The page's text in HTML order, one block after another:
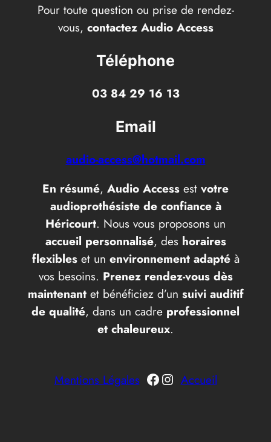
Pour toute question ou prise de rendez-
vous, contactez Audio Access
Téléphone
03 84 29 16 13
Email
audio-access@hotmail.com
En résumé, Audio Access est votre
audioprothésiste de confiance à
Héricourt. Nous vous proposons un
accueil personnalisé, des horaires
flexibleset un environnement adaptéà
vos besoins. Prenez rendez-vous dès
maintenantet bénéficiez d’un suivi auditif
de qualité, dans un cadre professionnel
et chaleureux.
Mentions Légales Facebook
Instagram
Accueil